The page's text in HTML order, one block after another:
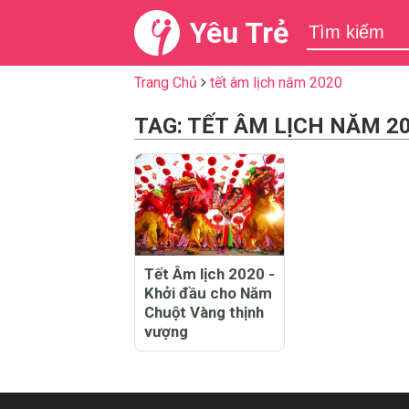
Yêu Trẻ
Trang Chủ tết âm lịch năm 2020
TAG: TẾT ÂM LỊCH NĂM
Tết Âm lịch 2020 -
Khởi đầu cho Năm
Chuột Vàng thịnh
vượng